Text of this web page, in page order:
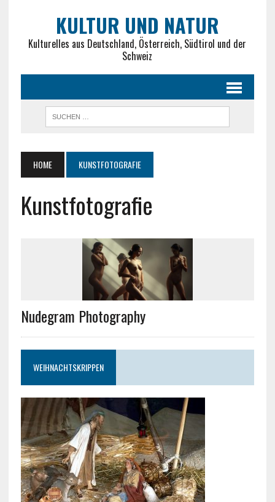
KULTUR UND NATUR
Kulturelles aus Deutschland, Österreich, Südtirol und der
Schweiz
HOME KUNSTFOTOGRAFIE
Kunstfotografie
Nudegram Photography
WEIHNACHTSKRIPPEN